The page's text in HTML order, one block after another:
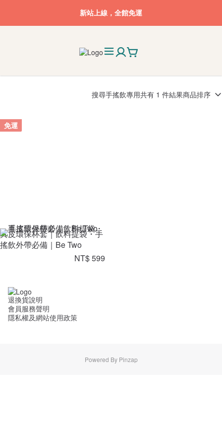
新站上線，全館免運
搜尋手搖飲專用共有 1 件結果商品排序
免運
真皮環保杯套｜飲料提袋・手
搖飲外帶必備｜Be Two
NT$ 599
退換貨說明
會員服務聲明
隱私權及網站使用政策
Powered By Pinzap